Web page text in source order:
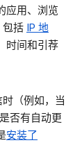
应用、浏览
包括 IP 地
时间和引荐
（例如，当
否有自动更
安装了